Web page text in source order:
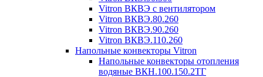
Vitron ВКВЭ с вентилятором
Vitron ВКВЭ.80.260
Vitron ВКВЭ.90.260
Vitron ВКВЭ.110.260
Напольные конвекторы Vitron
Напольные конвекторы отопления
водяные ВКН.100.150.2ТГ